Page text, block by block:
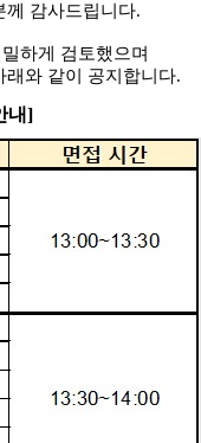
께 감사드립니다.
하게 검토했으며
래와 같이 공지합니다.
내]